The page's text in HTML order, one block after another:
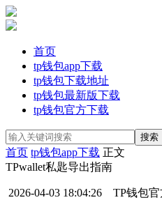
首页
tp钱包app下载
tp钱包下载地址
tp钱包最新版下载
tp钱包官方下载
首页 tp钱包app下载 正文
TPwallet私匙导出指南
2026-04-03 18:04:26 TP钱包